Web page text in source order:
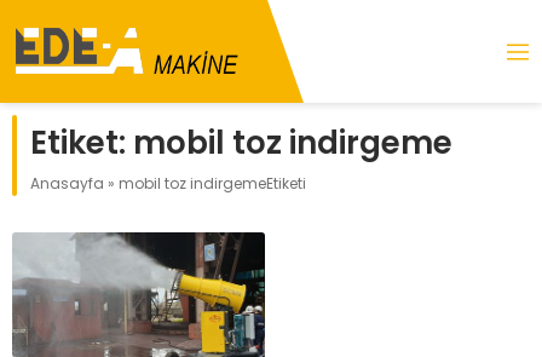
Etiket: mobil toz indirgeme
Anasayfa » mobil toz indirgemeEtiketi